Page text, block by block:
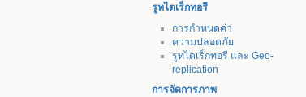
รูทไดเร็กทอรี
การกำหนดค่า
ความปลอดภัย
รูทไดเร็กทอรี และ Geo-
replication
การจัดการภาพ